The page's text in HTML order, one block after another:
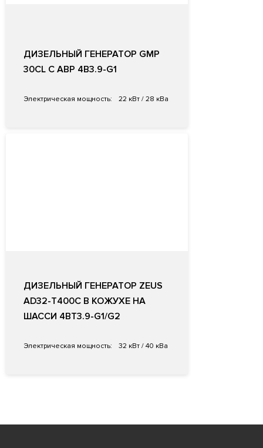
ДИЗЕЛЬНЫЙ ГЕНЕРАТОР GMP
30CL С АВР 4B3.9-G1
Электрическая мощность: 22 кВт / 28 кВа
ДИЗЕЛЬНЫЙ ГЕНЕРАТОР ZEUS
AD32-T400C В КОЖУХЕ НА
ШАССИ 4BT3.9-G1/G2
Электрическая мощность: 32 кВт / 40 кВа